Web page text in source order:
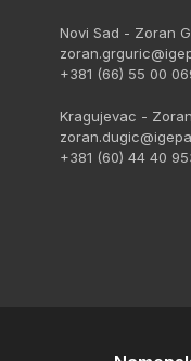
Novi Sad - Zoran
+381 (66) 55 00
Kragujevac -
+381 (60) 44 40